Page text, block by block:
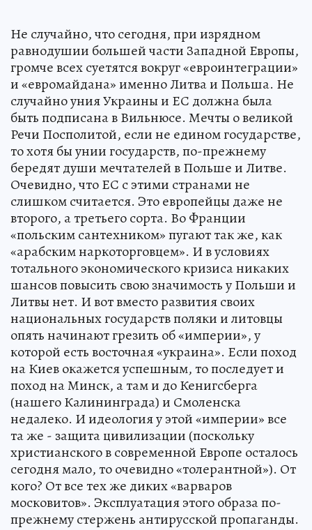
Не случайно, что сегодня, при изрядном
равнодушии большей части Западной Европы,
громче всех суетятся вокруг «евроинтеграции»
и «евромайдана» именно Литва и Польша. Не
случайно уния Украины и ЕС должна была
быть подписана в Вильнюсе. Мечты о великой
Речи Посполитой, если не едином государстве,
то хотя бы унии государств, по-прежнему
бередят души мечтателей в Польше и Литве.
Очевидно, что ЕС с этими странами не
слишком считается. Это европейцы даже не
второго, а третьего сорта. Во Франции
«польским сантехником» пугают так же, как
«арабским наркоторговцем». И в условиях
тотального экономического кризиса никаких
шансов повысить свою значимость у Польши и
Литвы нет. И вот вместо развития своих
национальных государств поляки и литовцы
опять начинают грезить об «империи», у
которой есть восточная «украина». Если поход
на Киев окажется успешным, то последует и
поход на Минск, а там и до Кенигсберга
(нашего Калининграда) и Смоленска
недалеко. И идеология у этой «империи» все
та же - защита цивилизации (поскольку
христианского в современной Европе осталось
сегодня мало, то очевидно «толерантной»). От
кого? От все тех же диких «варваров
московитов». Эксплуатация этого образа по-
прежнему стержень антирусской пропаганды.